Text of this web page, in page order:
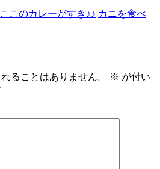
このカレーがすき♪♪ カニを食べ
ることはありません。 ※ が付い